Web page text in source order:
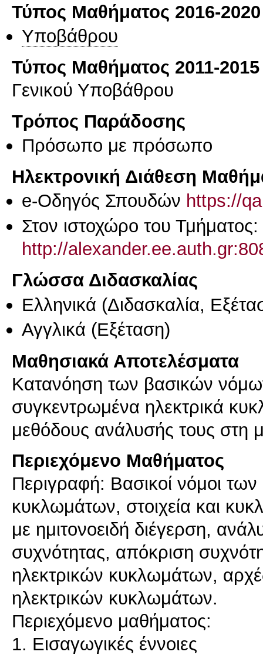
Τύπος Μαθήματος 2016-2020
Υποβάθρου
Τύπος Μαθήματος 2011-2015
Γενικού Υποβάθρου
Τρόπος Παράδοσης
Πρόσωπο με πρόσωπο
Ηλεκτρονική Διάθεση
e-Οδηγός Σπουδών https://
Στον ιστοχώρο του Τμήματος:
http://
Γλώσσα Διδασκαλίας
Ελληνικά (Διδασκαλία,
Αγγλικά (Εξέταση)
Μαθησιακά Αποτελέσματα
Κατανόηση των βασικών
συγκεντρωμένα ηλεκτρικά
μεθόδους ανάλυσής τους στη
Περιεχόμενο Μαθήματος
Περιγραφή: Bασικοί νόμοι
κυκλωμάτων, στοιχεία και
με ημιτονοειδή διέγερση,
συχνότητας, απόκριση
ηλεκτρικών κυκλωμάτων,
ηλεκτρικών κυκλωμάτων.
Περιεχόμενο μαθήματος:
1. Εισαγωγικές έννοιες